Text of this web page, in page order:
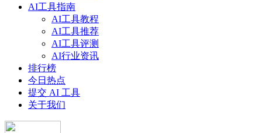
AI工具指南
AI工具教程
AI工具推荐
AI工具评测
AI行业资讯
排行榜
今日热点
提交 AI 工具
关于我们